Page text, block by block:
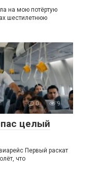
на мою потёртую
шестилетнюю
0 9
целый
Первый раскат
что